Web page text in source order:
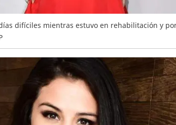
difíciles mientras estuvo en rehabilitación y